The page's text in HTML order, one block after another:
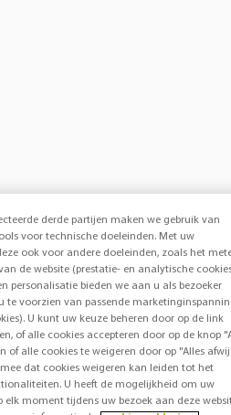
derde partijen maken we gebruik van
voor technische doeleinden. Met uw
ook voor andere doeleinden, zoals het
de website (prestatie- en analytische
personalisatie bieden we aan u als bezoeker
te voorzien van passende
U kunt uw keuze beheren door op de link
of alle cookies accepteren door op de knop
of alle cookies te weigeren door op "Alles
dat cookies weigeren kan leiden tot het
U heeft de mogelijkheid om uw
moment tijdens uw bezoek aan deze